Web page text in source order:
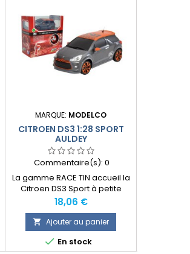
MARQUE: MODELCO
CITROEN DS3 1:28 SPORT
AULDEY
Commentaire(s): 0
La gamme RACE TIN accueil la
Citroen DS3 Sport à petite
échelle ! Retrouvez le design
unique de cette réplique
fidèle à l'échelle 1/28.
Prix
18,06 €
 Ajouter au panier
 En stock